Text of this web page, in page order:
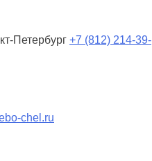
Петербург +7 (812) 214-39-
chel.ru